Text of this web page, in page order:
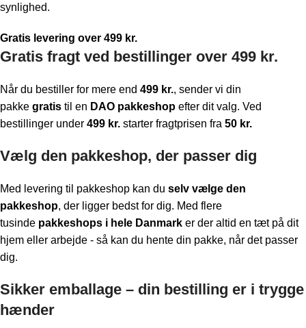
synlighed.
Gratis levering over 499 kr.
Gratis fragt ved bestillinger over 499 kr.
Når du bestiller for mere end 499 kr., sender vi din
pakke gratis til en DAO pakkeshop efter dit valg. Ved
bestillinger under 499 kr. starter fragtprisen fra 50 kr.
Vælg den pakkeshop, der passer dig
Med levering til pakkeshop kan du selv vælge den
pakkeshop, der ligger bedst for dig. Med flere
tusinde pakkeshops i hele Danmark er der altid en tæt på dit
hjem eller arbejde - så kan du hente din pakke, når det passer
dig.
Sikker emballage – din bestilling er i trygge
hænder